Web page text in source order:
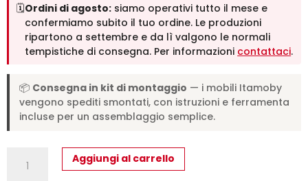
🗓️Ordini di agosto: siamo operativi tutto il mese e
confermiamo subito il tuo ordine. Le produzioni
ripartono a settembre e da lì valgono le normali
tempistiche di consegna. Per informazioni contattaci.
📦 Consegna in kit di montaggio — i mobili Itamoby
vengono spediti smontati, con istruzioni e ferramenta
incluse per un assemblaggio semplice.
Trudy
Aggiungi al carrello